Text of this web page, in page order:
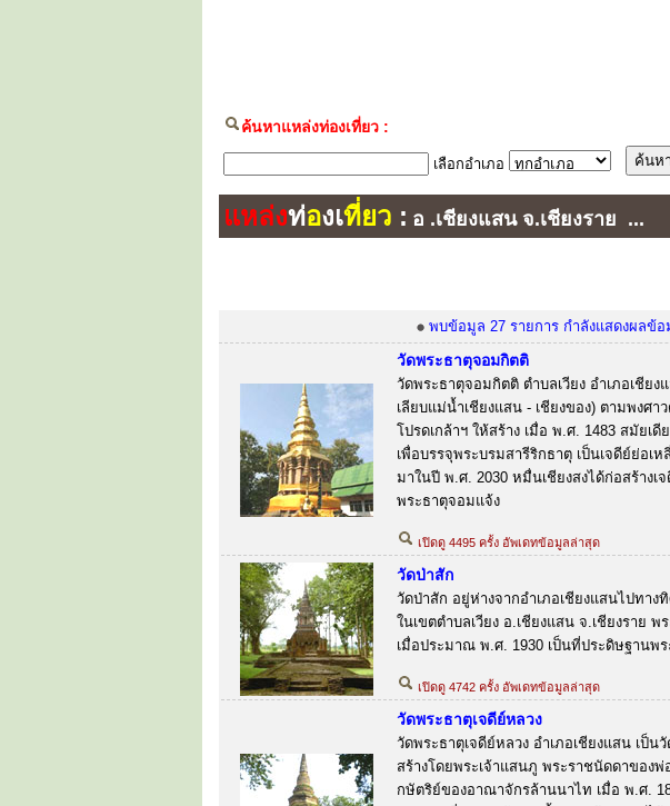
ค้นหาแหล่งท่องเที่ยว :
เลือกอำเภอ
แหล่งท่องเที่ยว : อ .เชียงแสน จ.เชียงราย
พบข้อมูล 27 รายการ กำลังแสดงผลข้
วัดพระธาตุจอมกิตติ
วัดพระธาตุจอมกิตติ ตำบลเวียง อำเภอเชีย
เลียบแม่น้ำเชียงแสน - เชียงของ) ตามพงศา
โปรดเกล้าฯ ให้สร้าง เมื่อ พ.ศ. 1483 สมัยเ
เพื่อบรรจุพระบรมสารีริกธาตุ เป็นเจดีย์ย่อเ
มาในปี พ.ศ. 2030 หมื่นเชียงสงได้ก่อสร้าง
พระธาตุจอมแจ้ง
เปิดดู 4495 ครั้ง อัพเดทข้อมูลล่าสุด
วัดป่าสัก
วัดป่าสัก อยู่ห่างจากอำเภอเชียงแสนไปทา
ในเขตตำบลเวียง อ.เชียงแสน จ.เชียงราย
เมื่อประมาณ พ.ศ. 1930 เป็นที่ประดิษฐานพ
เปิดดู 4742 ครั้ง อัพเดทข้อมูลล่าสุด
วัดพระธาตุเจดีย์หลวง
วัดพระธาตุเจดีย์หลวง อำเภอเชียงแสน เป็น
สร้างโดยพระเจ้าแสนภู พระราชนัดดาของ
กษัตริย์ของอาณาจักรล้านนาไท เมื่อ พ.ศ.